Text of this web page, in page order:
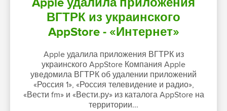
ВГТРК из украинского
AppStore - «Интернет»
Apple удалила приложения ВГТРК из
украинского AppStore Компания Apple
уведомила ВГТРК об удалении приложений
«Россия 1», «Россия телевидение и радио»,
«Вести fm» и «Вести.ру» из каталога AppStore на
территории...